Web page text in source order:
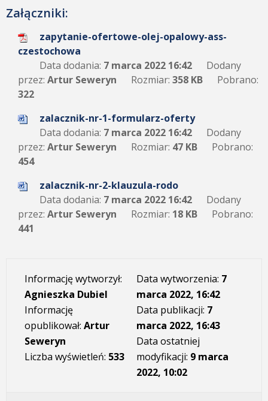
Załączniki:
zapytanie-ofertowe-olej-opalowy-ass-
czestochowa
Data dodania: 7 marca 2022 16:42
Dodany
przez: Artur Seweryn Rozmiar: 358 KB
Pobrano:
322
zalacznik-nr-1-formularz-oferty
Data dodania: 7 marca 2022 16:42
Dodany
przez: Artur Seweryn Rozmiar: 47 KB
Pobrano:
454
zalacznik-nr-2-klauzula-rodo
Data dodania: 7 marca 2022 16:42
Dodany
przez: Artur Seweryn Rozmiar: 18 KB
Pobrano:
441
Informację wytworzył:
Agnieszka Dubiel
Informację
opublikował: Artur
Seweryn
Liczba wyświetleń: 533
Data wytworzenia: 7
marca 2022, 16:42
Data publikacji: 7
marca 2022, 16:43
Data ostatniej
modyfikacji: 9 marca
2022, 10:02